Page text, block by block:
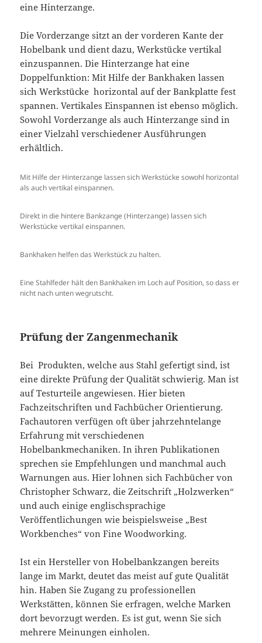
eine Hinterzange.
Die Vorderzange sitzt an der vorderen Kante der
Hobelbank und dient dazu, Werkstücke vertikal
einzuspannen. Die Hinterzange hat eine
Doppelfunktion: Mit Hilfe der Bankhaken lassen
sich Werkstücke horizontal auf der Bankplatte fest
spannen. Vertikales Einspannen ist ebenso möglich.
Sowohl Vorderzange als auch Hinterzange sind in
einer Vielzahl verschiedener Ausführungen
erhältlich.
Mit Hilfe der Hinterzange lassen sich Werkstücke sowohl horizontal
als auch vertikal einspannen.
Direkt in die hintere Bankzange (Hinterzange) lassen sich
Werkstücke vertikal einspannen.
Bankhaken helfen das Werkstück zu halten.
Eine Stahlfeder hält den Bankhaken im Loch auf Position, so dass er
nicht nach unten wegrutscht.
Prüfung der Zangenmechanik
Bei Produkten, welche aus Stahl gefertigt sind, ist
eine direkte Prüfung der Qualität schwierig. Man ist
auf Testurteile angewiesen. Hier bieten
Fachzeitschriften und Fachbücher Orientierung.
Fachautoren verfügen oft über jahrzehntelange
Erfahrung mit verschiedenen
Hobelbankmechaniken. In ihren Publikationen
sprechen sie Empfehlungen und manchmal auch
Warnungen aus. Hier lohnen sich Fachbücher von
Christopher Schwarz, die Zeitschrift „Holzwerken“
und auch einige englischsprachige
Veröffentlichungen wie beispielsweise „Best
Workbenches“ von Fine Woodworking.
Ist ein Hersteller von Hobelbankzangen bereits
lange im Markt, deutet das meist auf gute Qualität
hin. Haben Sie Zugang zu professionellen
Werkstätten, können Sie erfragen, welche Marken
dort bevorzugt werden. Es ist gut, wenn Sie sich
mehrere Meinungen einholen.